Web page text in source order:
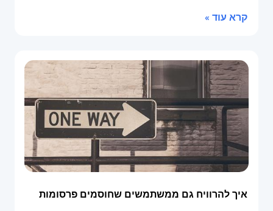
קרא עוד »
איך להרוויח גם ממשתמשים שחוסמים פרסומות